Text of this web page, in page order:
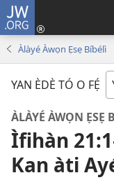
JW.ORG
Àlàyé Àwọn Ẹsẹ Bíbélì
YAN ÈDÈ TÓ O FẸ́
ÀLÀYÉ ÀWỌN ẸSẸ
Ìfihàn
Kan àti